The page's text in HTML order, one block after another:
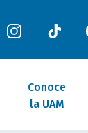
Conoce
la UAM